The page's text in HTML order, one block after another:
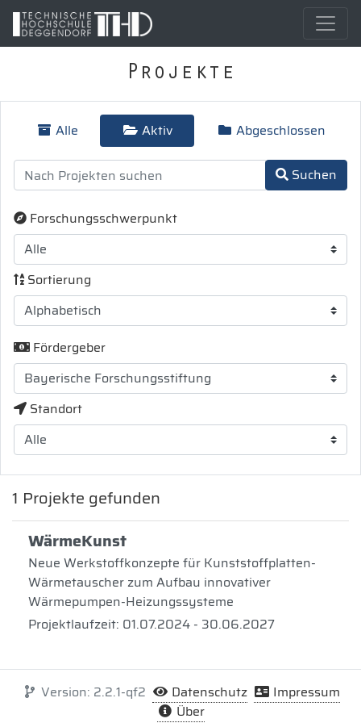
Projekte
Alle Aktiv Abgeschlossen
Suchen
Forschungsschwerpunkt
Sortierung
Fördergeber
Standort
1 Projekte gefunden
WärmeKunst
Neue Werkstoffkonzepte für Kunststoffplatten-
Wärmetauscher zum Aufbau innovativer
Wärmepumpen-Heizungssysteme
Projektlaufzeit: 01.07.2024 - 30.06.2027
Version: 2.2.1-qf2 Datenschutz
Impressum
Über